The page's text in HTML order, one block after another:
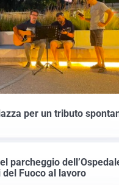
per un tributo
parcheggio
Fuoco al lavoro